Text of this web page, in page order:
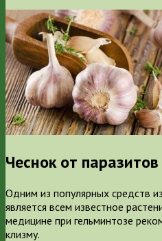
Чеснок от паразитов
Одним из популярных средств
является всем известное
медицине при гельминтозе
клизму.